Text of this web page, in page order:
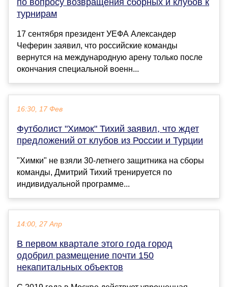
турнирам
17 сентября президент УЕФА Александер
Чеферин заявил, что российские команды
вернутся на международную арену только после
окончания специальной военн...
16:30, 17 Фев
Футболист "Химок" Тихий заявил, что ждет
предложений от клубов из России и Турции
"Химки" не взяли 30-летнего защитника на сборы
команды, Дмитрий Тихий тренируется по
индивидуальной программе...
14:00, 27 Апр
В первом квартале этого года город
одобрил размещение почти 150
некапитальных объектов